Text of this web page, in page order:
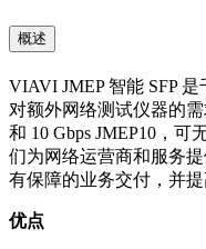
概述
VIAVI JMEP 智能 SFP
对额外网络测试仪器的
和 10 Gbps JMEP10，
们为网络运营商和服务
有保障的业务交付，并
优点